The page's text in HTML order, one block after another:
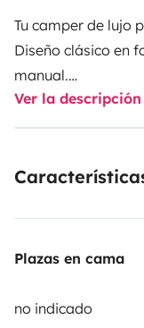
Tu camper de lujo
Diseño clásico en
manual.
Cocina integrada
Ducha exterior
Más info y T&Cs:
15.500,00 NOK
Ver la descripción
Plazas en cama
no indicado